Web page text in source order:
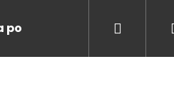
Degustácie
Hľadať